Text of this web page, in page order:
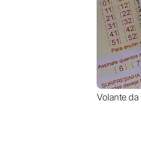
Volante